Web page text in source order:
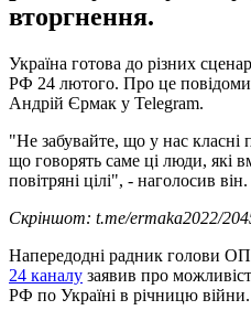
вторгнення.
Україна готова до різних
РФ 24 лютого. Про це
Андрій Єрмак у Telegram.
"Не забувайте, що у нас класні
що говорять саме ці люди, які
повітряні цілі", - наголосив він.
Скріншот: t.me/ermaka2022/
Напередодні радник голови
24 каналу заявив про
РФ по Україні в річницю війни.